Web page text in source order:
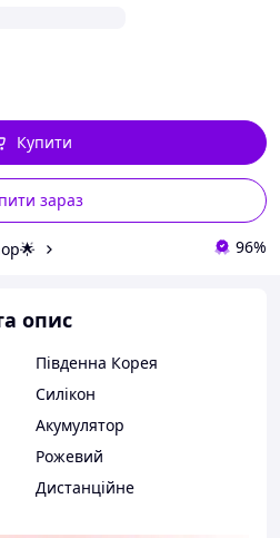
зараз
Купити
96%
опис
Південна Корея
Силікон
Акумулятор
Рожевий
Дистанційне